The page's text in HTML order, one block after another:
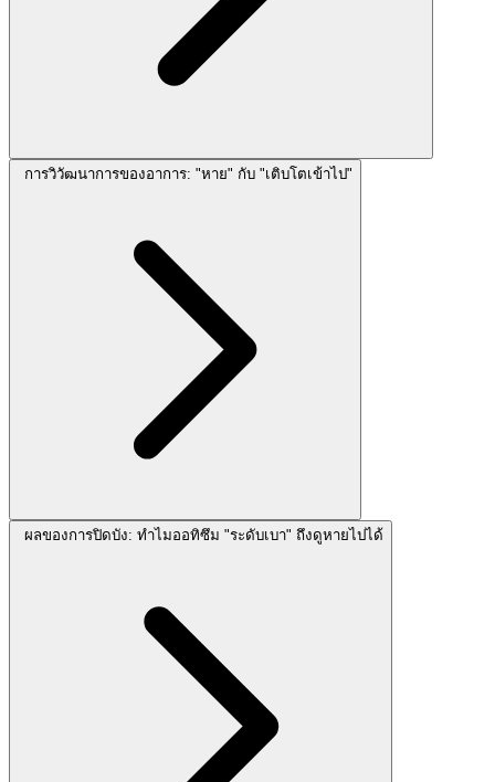
การวิวัฒนาการของอาการ: "หาย" กับ "เติบโตเข้าไป"
ผลของการปิดบัง: ทำไมออทิซึม "ระดับเบา" ถึงดูหายไปได้